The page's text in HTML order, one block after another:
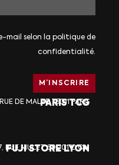
mail selon la politique de
confidentialité.
PARIS TCG
DE MALTE 75011 PARIS
FUJI STORE LYON
RUE MULET 69001 LYON